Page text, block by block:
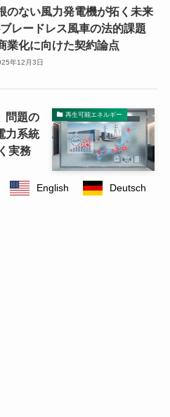
のない風力発電機が拓く未来
レードレス風車の法的課題
業化に向けた契約論点
年12月3日
再生可能エネルギー
問題の
力系統
実務
Deutsch
English